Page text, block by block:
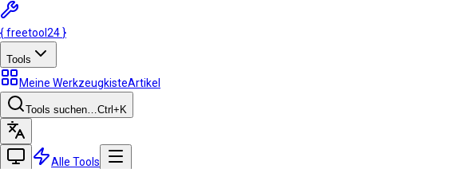
{freetool 24 }
Tools
Meine WerkzeugkisteArtikel
Tools suchen…Ctrl +K
Alle Tools